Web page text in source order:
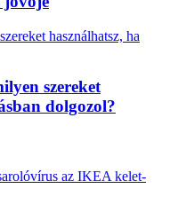
szereket
dolgozol?